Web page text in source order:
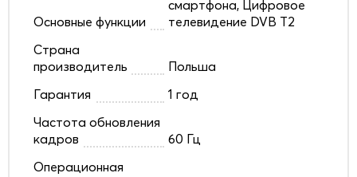
Основные функции
смартфона, Цифровое
телевидение DVB T2
Страна
производитель
Польша
Гарантия
1 год
Частота обновления
кадров
60 Гц
Операционная